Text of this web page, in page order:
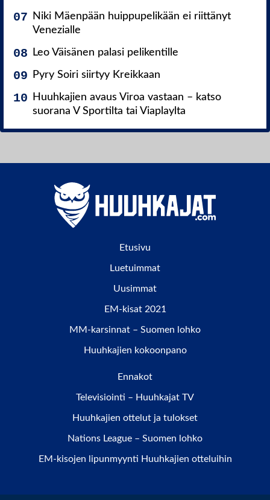
Niki Mäenpään huippupelikään ei riittänyt
Venezialle
Leo Väisänen palasi pelikentille
Pyry Soiri siirtyy Kreikkaan
Huuhkajien avaus Viroa vastaan – katso
suorana V Sportilta tai Viaplaylta
Etusivu
Luetuimmat
Uusimmat
EM-kisat 2021
MM-karsinnat – Suomen lohko
Huuhkajien kokoonpano
Ennakot
Televisiointi – Huuhkajat TV
Huuhkajien ottelut ja tulokset
Nations League – Suomen lohko
EM-kisojen lipunmyynti Huuhkajien otteluihin